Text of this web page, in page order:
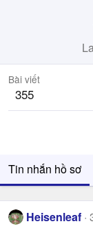
Bài viết
355
Tin nhắn hồ sơ
Heisenleaf